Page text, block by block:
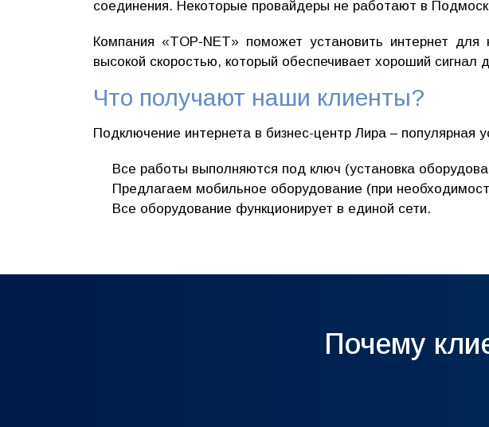
соединения. Некоторые провайдеры не работают в
Компания «TOP-NET» поможет установить интернет
высокой скоростью, который обеспечивает хороший
Что получают наши клиенты?
Подключение интернета в бизнес-центр Лира –
Все работы выполняются под ключ (установка
Предлагаем мобильное оборудование (при
Все оборудование функционирует в единой сети.
Почему